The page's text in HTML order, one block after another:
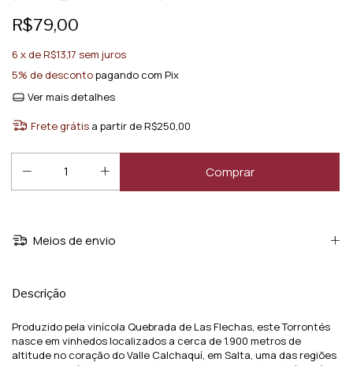
R$79,00
6 x deR$13,17 sem juros
5% de descontopagando com Pix
Ver mais detalhes
Frete grátis a partir deR$250,00
Meios de envio
Descrição
Produzido pela vinícola Quebrada de Las Flechas, este Torrontés
nasce em vinhedos localizados a cerca de 1.900 metros de
altitude no coração do Valle Calchaquí, em Salta, uma das regiões